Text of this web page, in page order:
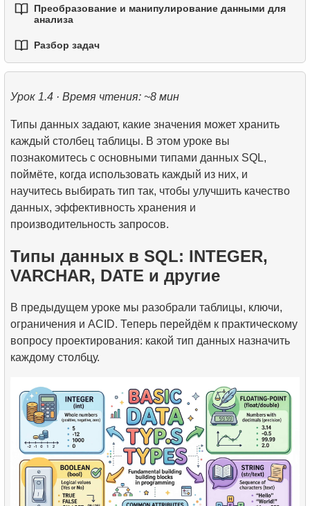
5.FULL OUTER JOIN - Объединение всех данных
из обеих таблиц
6.CROSS JOIN - Декартово произведение
7.SELF JOIN - Соединение таблицы с самой собой
8.Практические сценарии и методы
использования JOIN
9.Алгоритмы JOIN
10.Операции над наборами данных
3.Оконные фреймы — управление границами
LAST_VALUE
3.Оператор DELETE
2.Операторы TRUNCATE и DROP TABLE
3.Временные таблицы
4.Представления (VIEW)
1.Лучшие практики читаемости и поддержки кода
2.Написание эффективных SQL-запросов
3.Понимание методов оптимизации запросов
5.Как работает B-tree индекс
4.Введение в SQL-индексы
Преобразование и манипулирование данными для
анализа
1.Практическая обработка строк в SQL
времени для анализа данных
Разбор задач
1.Самый быстрый вариант перелета
Рассчитать среднюю заполняемость рейсов
3.Карта мест в самолете
Урок 1.4 · Время чтения: ~8 мин
Типы данных задают, какие значения может хранить
каждый столбец таблицы. В этом уроке вы
познакомитесь с основными типами данных SQL,
поймёте, когда использовать каждый из них, и
научитесь выбирать тип так, чтобы улучшить качество
данных, эффективность хранения и
производительность запросов.
Типы данных в SQL: INTEGER,
VARCHAR, DATE и другие
В предыдущем уроке мы разобрали таблицы, ключи,
ограничения и ACID. Теперь перейдём к практическому
вопросу проектирования: какой тип данных назначить
каждому столбцу.